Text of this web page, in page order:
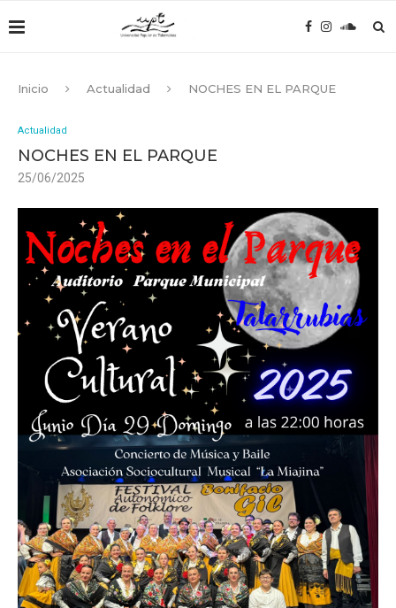
Inicio Actualidad NOCHES EN EL PARQUE
Actualidad
NOCHES EN EL PARQUE
25/06/2025